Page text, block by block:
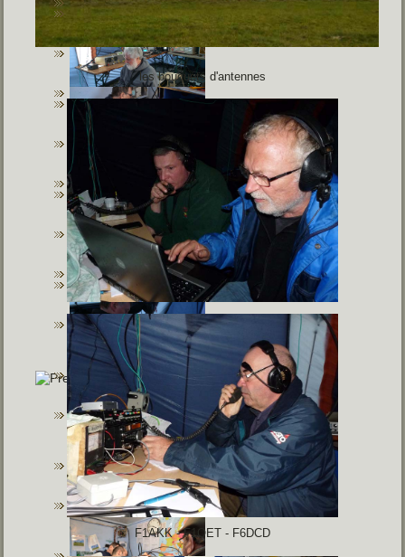
les bouquets d'antennes
F1AKK - F1OET - F6DCD